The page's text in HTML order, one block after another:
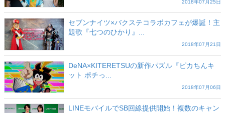
2018年07月25日
セブンナイツ×バクステコラボカフェが爆誕！主
題歌『七つのひかり』...
2018年07月21日
DeNA×KITERETSUの新作パズル『ピカちんキ
ット ポチっ...
2018年07月06日
LINEモバイルでSB回線提供開始！複数のキャン